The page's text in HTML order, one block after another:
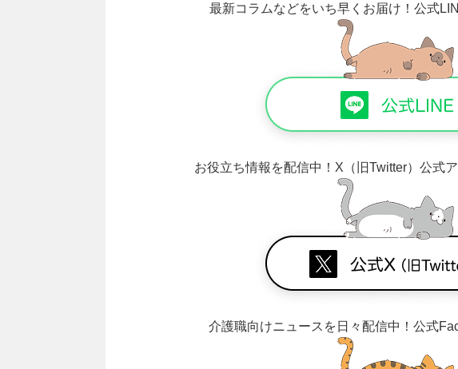
最新コラムなどをいち早くお届け！ 公式
お役立ち情報を配信中！ X（旧Twitter）公式
介護職向けニュースを日々配信中！ 公式